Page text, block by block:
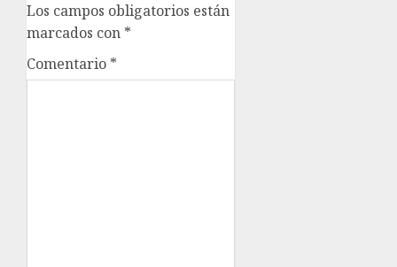
Los campos obligatorios están
marcados con *
Comentario *